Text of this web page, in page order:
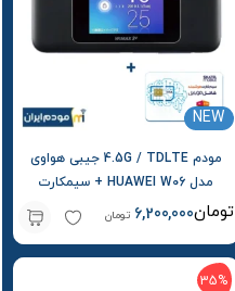
NEW
مودم 4.5G / TDLTE جیبی هواوی
مدل HUAWEI W06 + سیمکارت
شاتل و بسته اولیه
6,200,000 تومان تومان
35%